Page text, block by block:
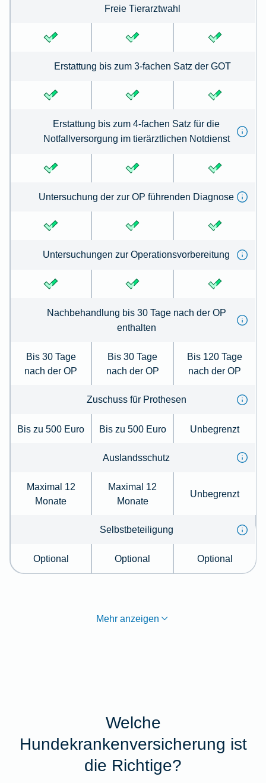
Freie Tierarztwahl
Erstattung bis zum 3-fachen Satz der GOT
Erstattung bis zum 4-fachen Satz für die
Notfallversorgung im tierärztlichen Notdienst
Untersuchung der zur OP führenden Diagnose
Untersuchungen zur Operationsvorbereitung
Nachbehandlung bis 30 Tage nach der OP
enthalten
Bis 30 Tage
nach der OP
Bis 30 Tage
nach der OP
Bis 120 Tage
nach der OP
Zuschuss für Prothesen
Bis zu 500 Euro Bis zu 500 Euro Unbegrenzt
Auslandsschutz
Maximal 12
Monate
Maximal 12
Monate
Unbegrenzt
Selbstbeteiligung
Optional Optional Optional
Mehr anzeigen
Welche
Hundekrankenversicherung ist
die Richtige?